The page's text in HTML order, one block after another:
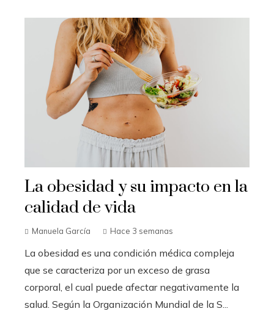
La obesidad y su impacto en la
calidad de vida
Manuela García Hace 3 semanas
La obesidad es una condición médica compleja
que se caracteriza por un exceso de grasa
corporal, el cual puede afectar negativamente la
salud. Según la Organización Mundial de la S...